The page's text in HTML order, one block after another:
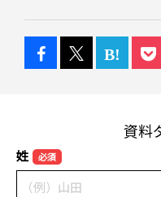
資料
姓 必須